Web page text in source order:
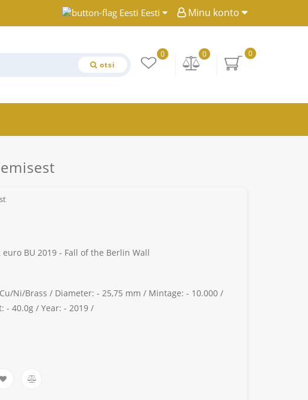
Minu konto
Eesti
otsi
0
0
0
euro BU 2019 - Fall of the Berlin Wall
Cu/Ni/Brass / Diameter: - 25,75 mm / Mintage: - 10.000 /
- 40.0g / Year: - 2019 /